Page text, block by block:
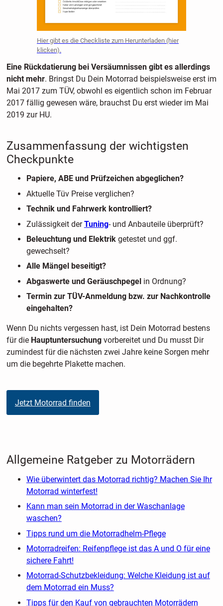
Hier gibt es die Checkliste zum Herunterladen (hier
klicken).
Eine Rückdatierung bei Versäumnissen gibt es allerdings
nicht mehr. Bringst Du Dein Motorrad beispielsweise erst im
Mai 2017 zum TÜV, obwohl es eigentlich schon im Februar
2017 fällig gewesen wäre, brauchst Du erst wieder im Mai
2019 zur HU.
Zusammenfassung der wichtigsten
Checkpunkte
Papiere, ABE und Prüfzeichen abgeglichen?
Aktuelle Tüv Preise verglichen?
Technik und Fahrwerk kontrolliert?
Zulässigkeit derTuning- und Anbauteile überprüft?
Beleuchtung und Elektrikgetestet und ggf.
gewechselt?
Alle Mängel beseitigt?
Abgaswerte und Geräuschpegelin Ordnung?
Termin zur TÜV-Anmeldung bzw. zur Nachkontrolle
eingehalten?
Wenn Du nichts vergessen hast, ist Dein Motorrad bestens
für die Hauptuntersuchungvorbereitet und Du musst Dir
zumindest für die nächsten zwei Jahre keine Sorgen mehr
um die begehrte Plakette machen.
Jetzt Motorrad finden
Allgemeine Ratgeber zu Motorrädern
Wie überwintert das Motorrad richtig? Machen Sie Ihr
Motorrad winterfest!
Kann man sein Motorrad in der Waschanlage
waschen?
Tipps rund um die Motorradhelm-Pflege
Motorradreifen: Reifenpflege ist das A und O für eine
sichere Fahrt!
Motorrad-Schutzbekleidung: Welche Kleidung ist auf
dem Motorrad ein Muss?
Tipps für den Kauf von gebrauchten Motorrädern